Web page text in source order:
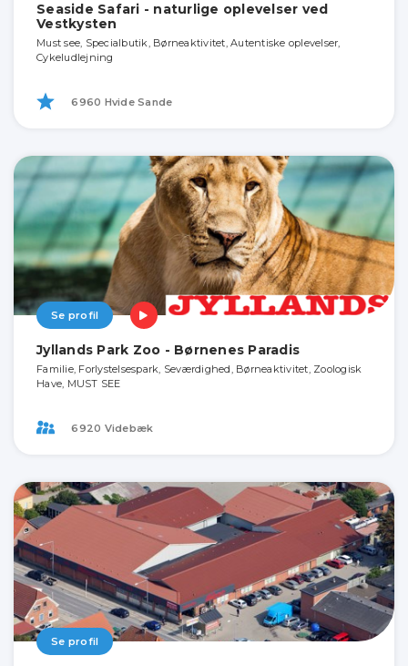
Seaside Safari - naturlige oplevelser ved
Vestkysten
Must see, Specialbutik, Børneaktivitet, Autentiske oplevelser,
Cykeludlejning
6960 Hvide Sande
Se profil
Jyllands Park Zoo - Børnenes Paradis
Familie, Forlystelsespark, Seværdighed, Børneaktivitet, Zoologisk
Have, MUST SEE
6920 Videbæk
Se profil